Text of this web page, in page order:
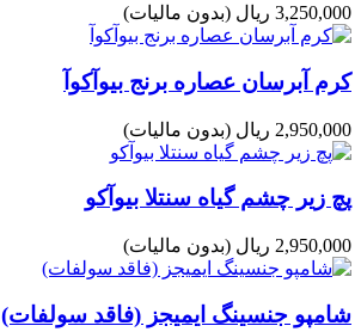
3,250,000 ریال (بدون مالیات)
کرم آبرسان عصاره برنج بیوآکوآ
2,950,000 ریال (بدون مالیات)
پچ زیر چشم گیاه سنتلا بیوآکو
2,950,000 ریال (بدون مالیات)
شامپو جنسینگ ایمیجز (فاقد سولفات)